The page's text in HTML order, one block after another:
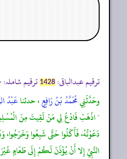
ترقیم عبدالباقی: 1428 ترقیم شاملہ:
وحَدَّثَنِيمُحَمَّدُ بْنُ رَافِعٍ، حدثناعَبْدُ
" اذْهَبْ فَادْعُ لِي مَنْ لَقِيتَ مِنَ
دَعَوْتُهُ، فَأَكَلُوا حَتَّى شَبِعُوا وَخَرَجُوا،
النَّبِيِّ إِلا أَنْ يُؤْذَنَ لَكُمْ إِلَى طَعَامٍ غَيْرَ نَاظِرِينَ إِنَاهُ سورة الأحزاب آية 53، قَالَ قَتَادَةُ: غَيْرَ مُتَحَيِّنِينَ